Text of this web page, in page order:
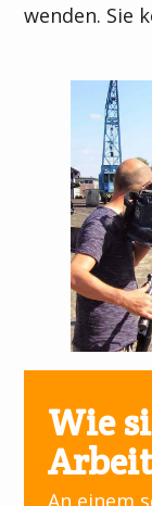
wenden. Sie
Wie
An einem